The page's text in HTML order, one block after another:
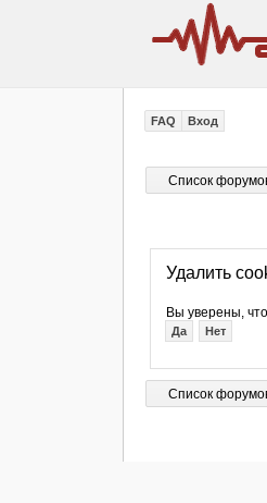
FAQ Вход
Список
Удалить
Вы уверены,
Список